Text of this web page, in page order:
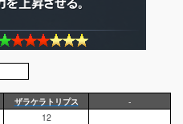
ザラケラトリプス
-
12